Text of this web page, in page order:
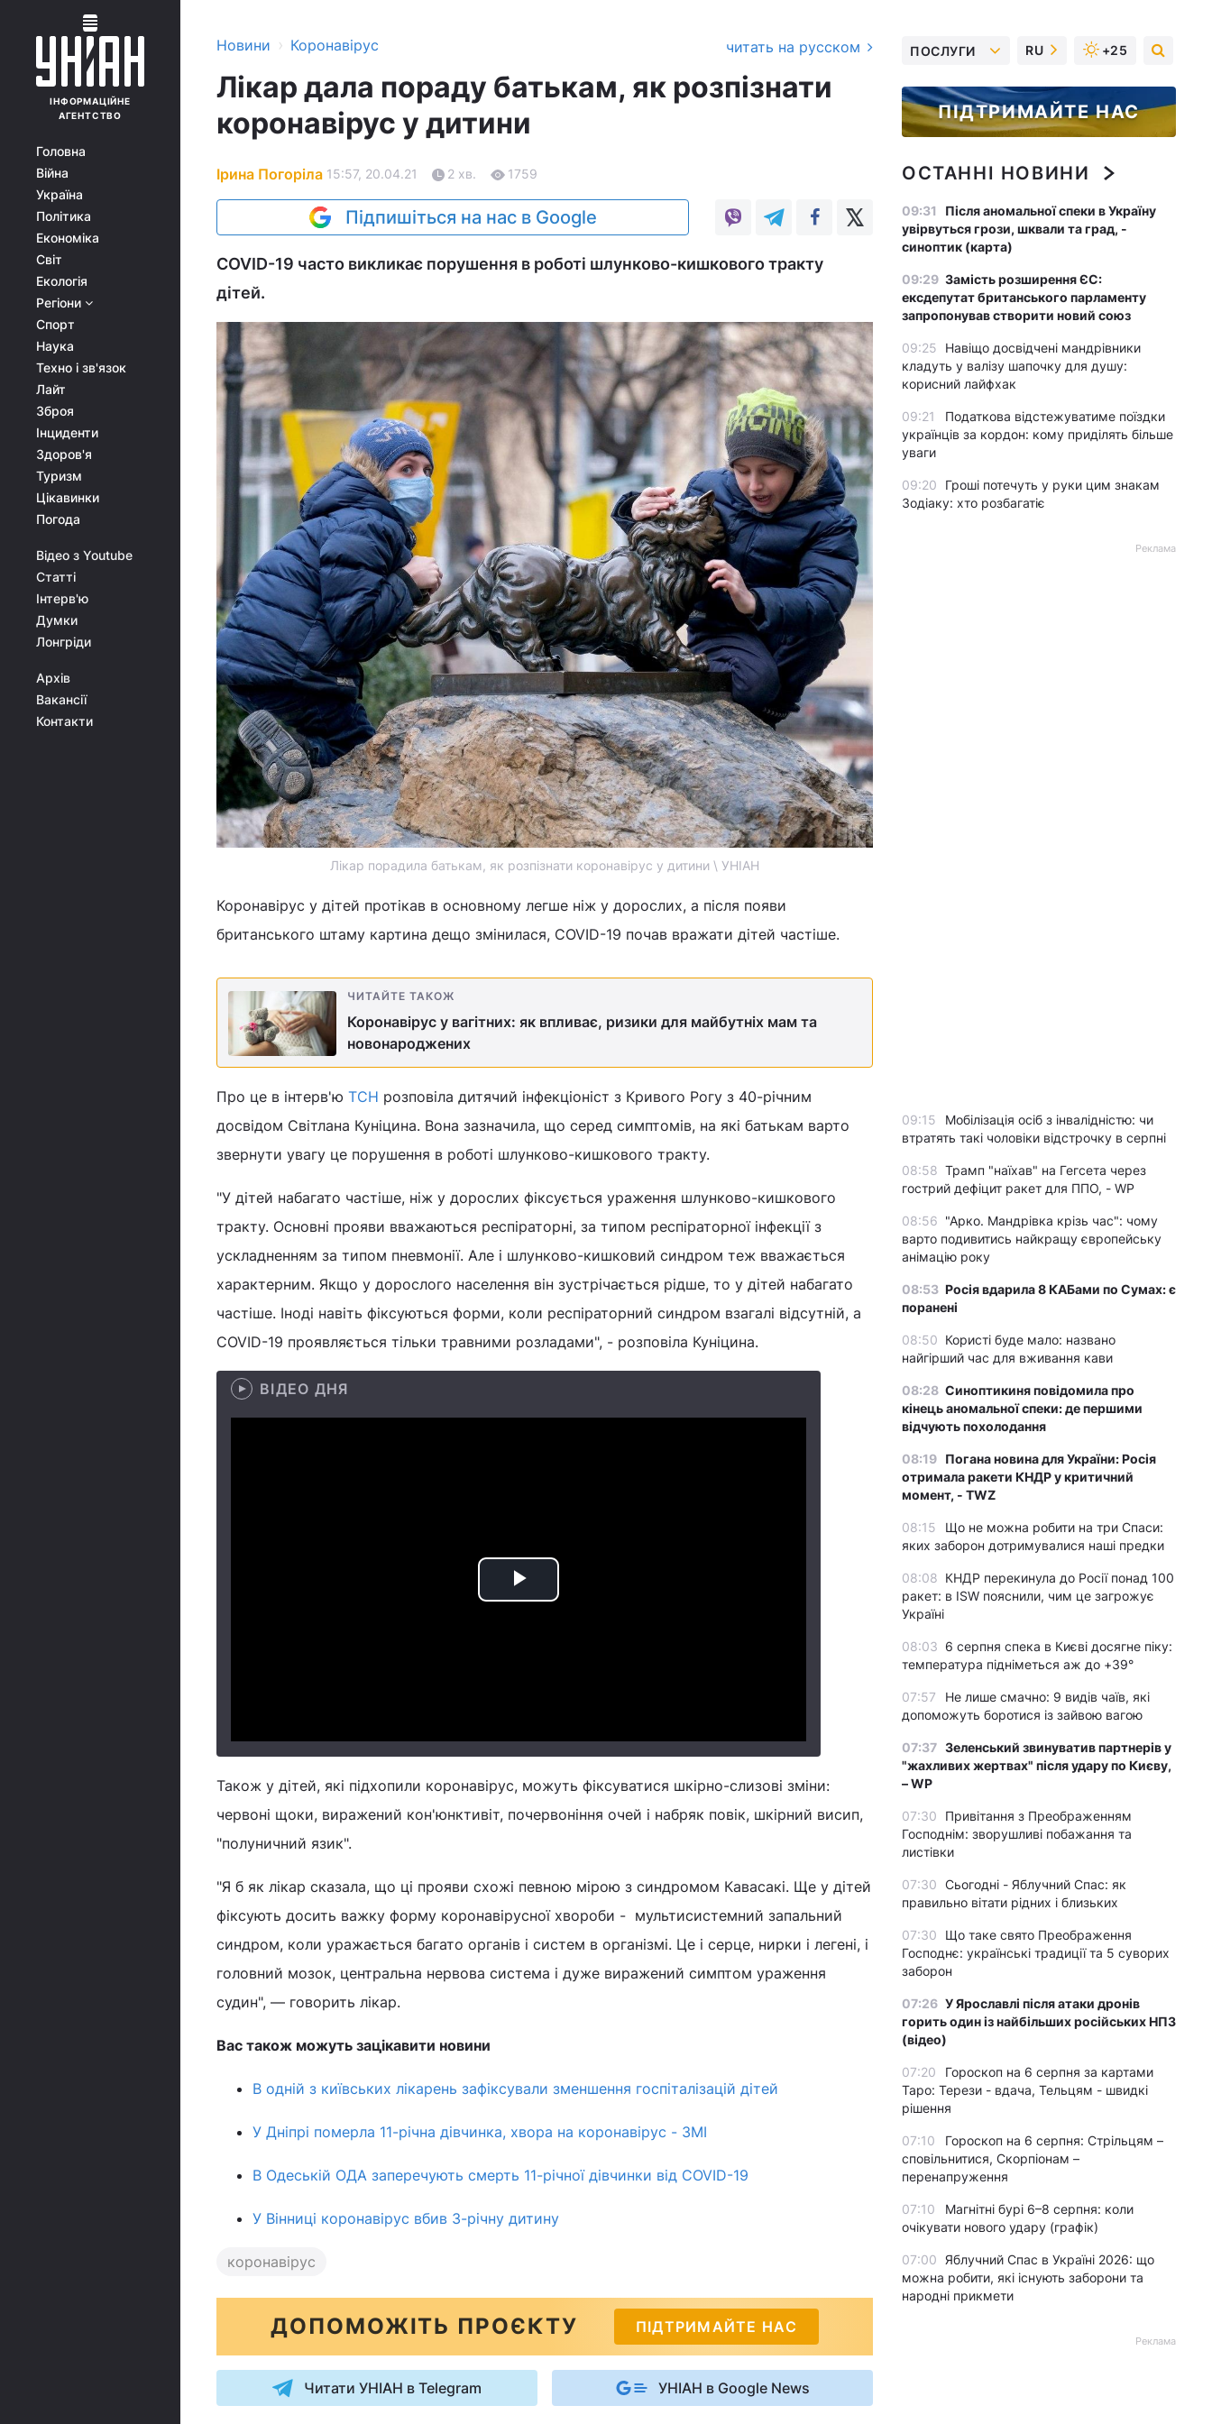
ІНФОРМАЦІЙНЕ
АГЕНТСТВО
Головна
Війна
Україна
Політика
Економіка
Світ
Екологія
Регіони
Спорт
Наука
Техно і зв'язок
Лайт
Зброя
Інциденти
Здоров'я
Туризм
Цікавинки
Погода
Відео з Youtube
Статті
Інтерв'ю
Думки
Лонгріди
Архів
Вакансії
Контакти
Новини › Коронавірус читать на русском
Лікар дала пораду батькам, як розпізнати
коронавірус у дитини
Ірина Погоріла 15:57, 20.04.21 2 хв. 1759
Підпишіться на нас в Google
COVID-19 часто викликає порушення в роботі шлунково-кишкового тракту
дітей.
Лікар порадила батькам, як розпізнати коронавірус у дитини \ УНІАН
Коронавірус у дітей протікав в основному легше ніж у дорослих, а після появи
британського штаму картина дещо змінилася, COVID-19 почав вражати дітей частіше.
ЧИТАЙТЕ ТАКОЖ
Коронавірус у вагітних: як впливає, ризики для майбутніх мам та
новонароджених
Про це в інтерв'ю ТСН розповіла дитячий інфекціоніст з Кривого Рогу з 40-річним
досвідом Світлана Куніцина. Вона зазначила, що серед симптомів, на які батькам варто
звернути увагу це порушення в роботі шлунково-кишкового тракту.
"У дітей набагато частіше, ніж у дорослих фіксується ураження шлунково-кишкового
тракту. Основні прояви вважаються респіраторні, за типом респіраторної інфекції з
ускладненням за типом пневмонії. Але і шлунково-кишковий синдром теж вважається
характерним. Якщо у дорослого населення він зустрічається рідше, то у дітей набагато
частіше. Іноді навіть фіксуються форми, коли респіраторний синдром взагалі відсутній, а
COVID-19 проявляється тільки травними розладами", - розповіла Куніцина.
ВІДЕО ДНЯ
Play
Також у дітей, які підхопили коронавірус, можуть фіксуватися шкірно-слизові зміни:
червоні щоки, виражений кон'юнктивіт, почервоніння очей і набряк повік, шкірний висип,
"полуничний язик".
"Я б як лікар сказала, що ці прояви схожі певною мірою з синдромом Кавасакі. Ще у дітей
фіксують досить важку форму коронавірусної хвороби - мультисистемний запальний
синдром, коли уражається багато органів і систем в організмі. Це і серце, нирки і легені, і
головний мозок, центральна нервова система і дуже виражений симптом ураження
судин", — говорить лікар.
Вас також можуть зацікавити новини
В одній з київських лікарень зафіксували зменшення госпіталізацій дітей
У Дніпрі померла 11-річна дівчинка, хвора на коронавірус - ЗМІ
В Одеській ОДА заперечують смерть 11-річної дівчинки від COVID-19
У Вінниці коронавірус вбив 3-річну дитину
коронавірус
ДОПОМОЖІТЬ ПРОЄКТУ ПІДТРИМАЙТЕ НАС
Читати УНІАН в Telegram УНІАН в Google News
ПОСЛУГИ RU +25
ПІДТРИМАЙТЕ НАС
ОСТАННІ НОВИНИ
09:31
Після аномальної спеки в Україну
увірвуться грози, шквали та град, -
синоптик (карта)
09:29 Замість розширення ЄС:
ексдепутат британського парламенту
запропонував створити новий союз
09:25
Навіщо досвідчені мандрівники
кладуть у валізу шапочку для душу:
корисний лайфхак
09:21
Податкова відстежуватиме поїздки
українців за кордон: кому приділять більше
уваги
09:20
Гроші потечуть у руки цим знакам
Зодіаку: хто розбагатіє
Реклама
09:15
Мобілізація осіб з інвалідністю: чи
втратять такі чоловіки відстрочку в серпні
08:58 Трамп "наїхав" на Гегсета через
гострий дефіцит ракет для ППО, - WP
08:56 "Арко. Мандрівка крізь час": чому
варто подивитись найкращу європейську
анімацію року
08:53 Росія вдарила 8 КАБами по Сумах: є
поранені
08:50 Користі буде мало: названо
найгірший час для вживання кави
08:28 Синоптикиня повідомила про
кінець аномальної спеки: де першими
відчують похолодання
08:19 Погана новина для України: Росія
отримала ракети КНДР у критичний
момент, - TWZ
08:15
Що не можна робити на три Спаси:
яких заборон дотримувалися наші предки
08:08 КНДР перекинула до Росії понад 100
ракет: в ISW пояснили, чим це загрожує
Україні
08:03 6 серпня спека в Києві досягне піку:
температура підніметься аж до +39°
07:57
Не лише смачно: 9 видів чаїв, які
допоможуть боротися із зайвою вагою
07:37 Зеленський звинуватив партнерів у
"жахливих жертвах" після удару по Києву,
– WP
07:30
Привітання з Преображенням
Господнім: зворушливі побажання та
листівки
07:30 Сьогодні - Яблучний Спас: як
правильно вітати рідних і близьких
07:30
Що таке свято Преображення
Господнє: українські традиції та 5 суворих
заборон
07:26 У Ярославлі після атаки дронів
горить один із найбільших російських НПЗ
(відео)
07:20
Гороскоп на 6 серпня за картами
Таро: Терези - вдача, Тельцям - швидкі
рішення
07:10
Гороскоп на 6 серпня: Стрільцям –
сповільнитися, Скорпіонам –
перенапруження
07:10
Магнітні бурі 6–8 серпня: коли
очікувати нового удару (графік)
07:00 Яблучний Спас в Україні 2026: що
можна робити, які існують заборони та
народні прикмети
Реклама